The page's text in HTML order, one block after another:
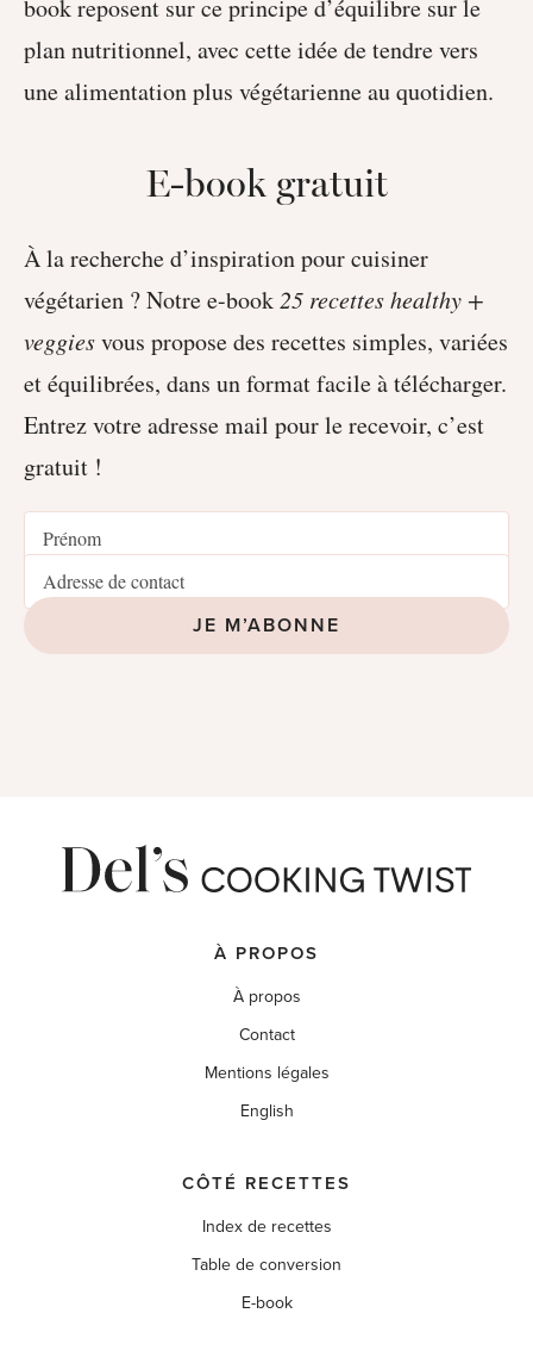
E-book gratuit
À la recherche d’inspiration pour cuisiner
végétarien ? Notre e-book 25 recettes healthy +
veggiesvous propose des recettes simples, variées
et équilibrées, dans un format facile à télécharger.
Entrez votre adresse mail pour le recevoir, c’est
gratuit !
JE M’ABONNE
À PROPOS
À propos
Contact
Mentions légales
English
CÔTÉ RECETTES
Index de recettes
Table de conversion
E-book